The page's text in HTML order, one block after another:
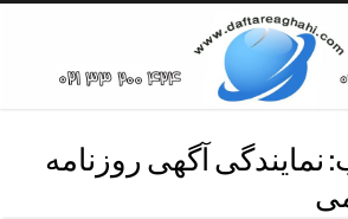
نمایندگی آگهی روزنامه